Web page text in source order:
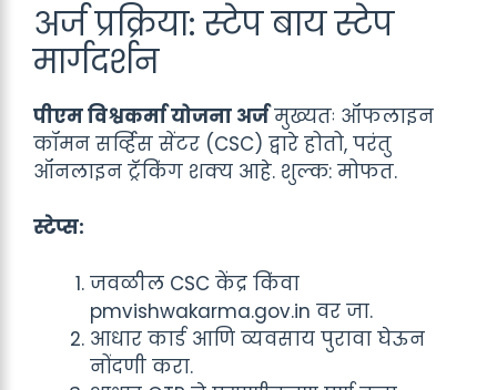
अर्ज प्रक्रिया: स्टेप बाय स्टेप
मार्गदर्शन
पीएम विश्वकर्मा योजना अर्जमुख्यतः ऑफलाइन
कॉमन सर्व्हिस सेंटर (CSC) द्वारे होतो, परंतु
ऑनलाइन ट्रॅकिंग शक्य आहे. शुल्क: मोफत.
स्टेप्स:
जवळील CSC केंद्र किंवा
pmvishwakarma.gov.in वर जा.
आधार कार्ड आणि व्यवसाय पुरावा घेऊन
नोंदणी करा.